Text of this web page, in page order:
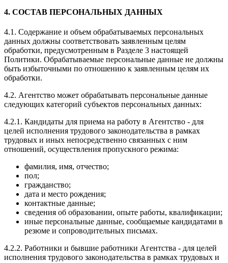
4. СОСТАВ ПЕРСОНАЛЬНЫХ ДАННЫХ
4.1. Содержание и объем обрабатываемых персональных
данных должны соответствовать заявленным целям
обработки, предусмотренным в Разделе 3 настоящей
Политики. Обрабатываемые персональные данные не должны
быть избыточными по отношению к заявленным целям их
обработки.
4.2. Агентство может обрабатывать персональные данные
следующих категорий субъектов персональных данных:
4.2.1. Кандидаты для приема на работу в Агентство - для
целей исполнения трудового законодательства в рамках
трудовых и иных непосредственно связанных с ним
отношений, осуществления пропускного режима:
фамилия, имя, отчество;
пол;
гражданство;
дата и место рождения;
контактные данные;
сведения об образовании, опыте работы, квалификации;
иные персональные данные, сообщаемые кандидатами в
резюме и сопроводительных письмах.
4.2.2. Работники и бывшие работники Агентства - для целей
исполнения трудового законодательства в рамках трудовых и